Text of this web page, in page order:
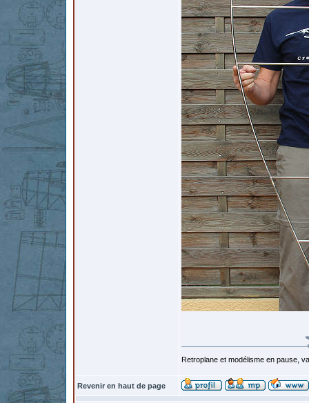
Retroplane et modélisme en pause,
Revenir en haut de page